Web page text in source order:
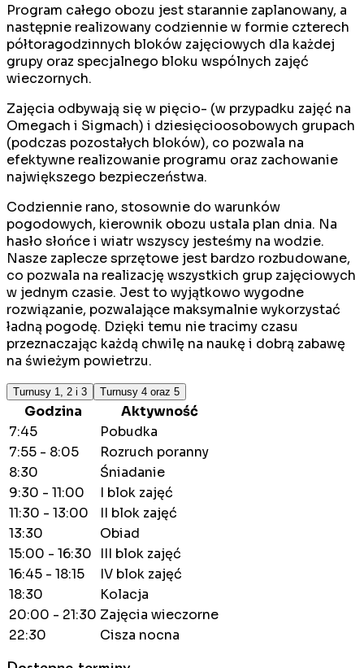
Program całego obozu jest starannie zaplanowany, a
następnie realizowany codziennie w formie czterech
półtoragodzinnych bloków zajęciowych dla każdej
grupy oraz specjalnego bloku wspólnych zajęć
wieczornych.
Zajęcia odbywają się w pięcio- (w przypadku zajęć na
Omegach i Sigmach) i dziesięcioosobowych grupach
(podczas pozostałych bloków), co pozwala na
efektywne realizowanie programu oraz zachowanie
największego bezpieczeństwa.
Codziennie rano, stosownie do warunków
pogodowych, kierownik obozu ustala plan dnia. Na
hasło słońce i wiatr wszyscy jesteśmy na wodzie.
Nasze zaplecze sprzętowe jest bardzo rozbudowane,
co pozwala na realizację wszystkich grup zajęciowych
w jednym czasie. Jest to wyjątkowo wygodne
rozwiązanie, pozwalające maksymalnie wykorzystać
ładną pogodę. Dzięki temu nie tracimy czasu
przeznaczając każdą chwilę na naukę i dobrą zabawę
na świeżym powietrzu.
Turnusy 1, 2 i 3 Turnusy 4 oraz 5
Godzina
Aktywność
7:45
Pobudka
7:55 - 8:05
Rozruch poranny
8:30
Śniadanie
9:30 - 11:00
I blok zajęć
11:30 - 13:00
II blok zajęć
13:30
Obiad
15:00 - 16:30
III blok zajęć
16:45 - 18:15
IV blok zajęć
18:30
Kolacja
20:00 - 21:30 Zajęcia wieczorne
22:30
Cisza nocna